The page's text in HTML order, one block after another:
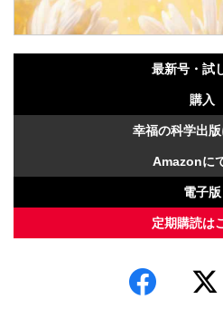
最新号・試
購入
幸福の科学出
Amazonに
電子版
定期購読は